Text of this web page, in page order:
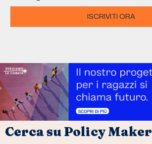
ISCRIVITI ORA
Cerca su Policy Maker